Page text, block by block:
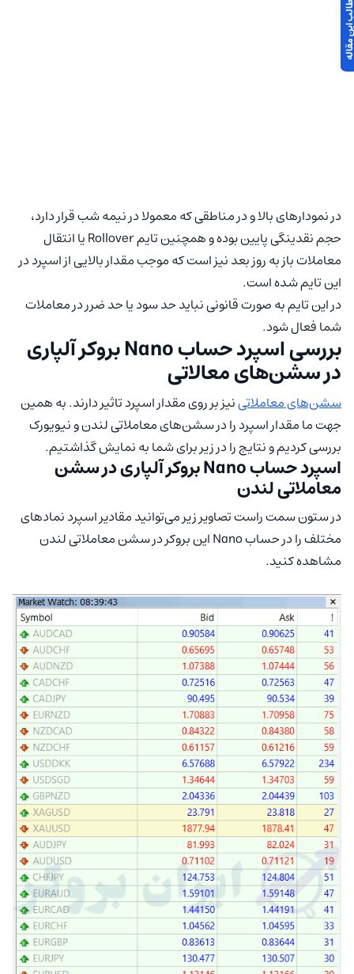
در نمودار‌های بالا و در مناطقی که معمولا در نیمه‌ شب قرار دارد،
حجم نقدینگی پایین بوده و همچنین تایم Rollover یا انتقال
معاملات باز به روز بعد نیز است که موجب مقدار بالایی از اسپرد در
این تایم شده است.
در این تایم به صورت قانونی نباید حد سود یا حد ضرر در معاملات
شما فعال شود.
بررسی اسپرد حساب Nano بروکر آلپاری
در سشن‌های معالاتی
سشن‌های معاملاتینیز بر روی مقدار اسپرد تاثیر دارند. به همین
جهت ما مقدار اسپرد را در سشن‌های معاملاتی لندن و نیویورک
بررسی کردیم و نتایج را در زیر برای شما به نمایش گذاشتیم.
اسپرد حساب Nano بروکر آلپاری در سشن
معاملاتی لندن
در ستون سمت راست تصاویر زیر می‌توانید مقادیر اسپرد نمادهای
مختلف را در حساب Nano این بروکر در سشن معاملاتی لندن
مشاهده کنید.